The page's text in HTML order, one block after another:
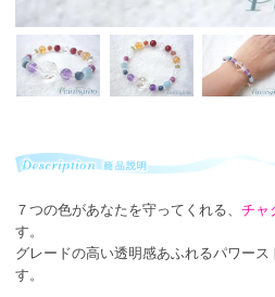
７つの色があなたを守ってくれる、 チャ
す。
グレードの高い透明感あふれるパワー
す。